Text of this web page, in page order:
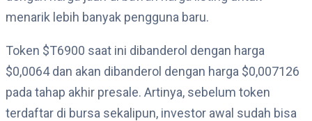
menarik lebih banyak pengguna baru.
Token $T6900 saat ini dibanderol dengan harga
$0,0064 dan akan dibanderol dengan harga $0,007126
pada tahap akhir presale. Artinya, sebelum token
terdaftar di bursa sekalipun, investor awal sudah bisa